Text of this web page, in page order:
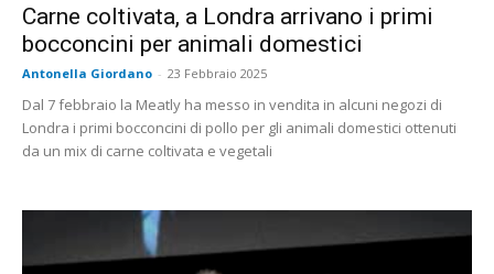
Carne coltivata, a Londra arrivano i primi
bocconcini per animali domestici
Antonella Giordano - 23 Febbraio 2025
Dal 7 febbraio la Meatly ha messo in vendita in alcuni negozi di
Londra i primi bocconcini di pollo per gli animali domestici ottenuti
da un mix di carne coltivata e vegetali